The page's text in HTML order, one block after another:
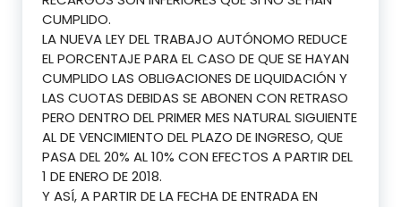
CUMPLIDO.
LA NUEVA LEY DEL TRABAJO AUTÓNOMO REDUCE
EL PORCENTAJE PARA EL CASO DE QUE SE HAYAN
CUMPLIDO LAS OBLIGACIONES DE LIQUIDACIÓN Y
LAS CUOTAS DEBIDAS SE ABONEN CON RETRASO
PERO DENTRO DEL PRIMER MES NATURAL SIGUIENTE
AL DE VENCIMIENTO DEL PLAZO DE INGRESO, QUE
PASA DEL 20% AL 10% CON EFECTOS A PARTIR DEL
1 DE ENERO DE 2018.
Y ASÍ, A PARTIR DE LA FECHA DE ENTRADA EN